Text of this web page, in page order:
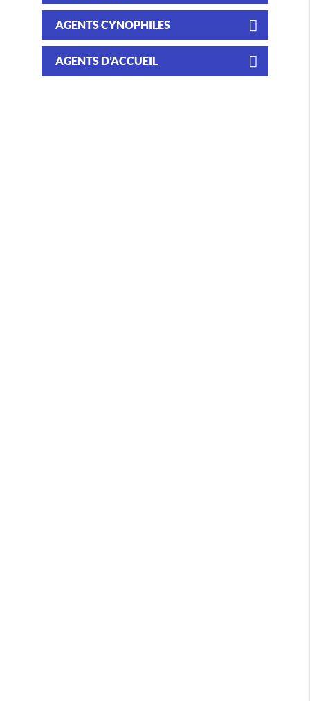
AGENTS CYNOPHILES
AGENTS D’ACCUEIL